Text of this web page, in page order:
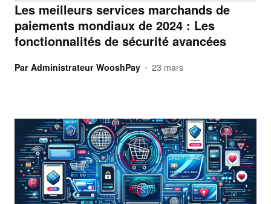
Les meilleurs services marchands de
paiements mondiaux de 2024 : Les
fonctionnalités de sécurité avancées
Par Administrateur WooshPay • 23 mars